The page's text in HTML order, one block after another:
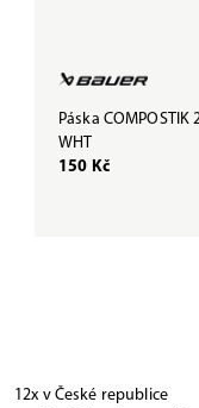
Páska COMPOSTIK
WHT
150 Kč
12x v České republice